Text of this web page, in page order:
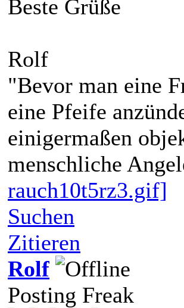
Beste Grüße
Rolf
"Bevor man eine
eine Pfeife
einigermaßen
menschliche
rauch10t5rz3.gif]
Suchen
Zitieren
Rolf
Posting Freak